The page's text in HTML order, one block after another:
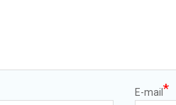
E-mail *